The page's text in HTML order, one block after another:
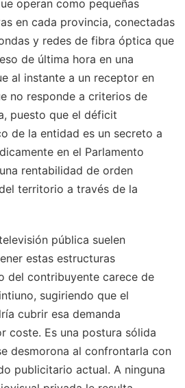
operan como pequeñas
en cada provincia, conectadas
y redes de fibra óptica que
de última hora en una
al instante a un receptor en
no responde a criterios de
puesto que el déficit
de la entidad es un secreto a
en el Parlamento
rentabilidad de orden
territorio a través de la
pública suelen
estas estructuras
del contribuyente carece de
sugiriendo que el
cubrir esa demanda
coste. Es una postura sólida
desmorona al confrontarla con
publicitario actual. A ninguna